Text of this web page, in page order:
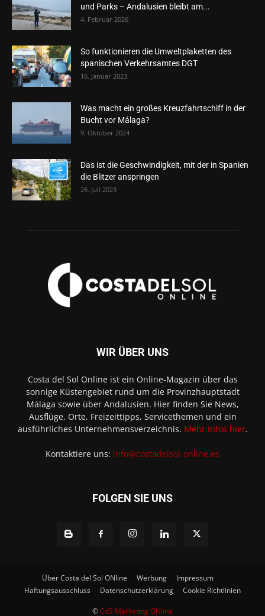
und Parks – Andalusien bleibt am...
4. Februar 2026
So funktionieren die Umweltplaketten des
spanischen Verkehrsamtes DGT
16. Januar 2023
Was macht ein großes Kreuzfahrtschiff in der
Bucht vor Málaga?
9. Oktober 2024
Das ist die Geschwindigkeit, mit der in Spanien
die Blitzer anspringen
26. Juli 2023
WIR ÜBER UNS
Costa del Sol Online ist ein Online-Magazin über das
sonnige Küstengebiet rund um die Provinzhauptstadt
Málaga sowie über Andalusien. Hier finden Sie News,
Ausflüge, Orte, Freizeittipps, Servicethemen und ein
ausführliches Unternehmensverzeichnis. Mehr Infos hier.
Kontaktiere uns: info@costadelsol-online.es
FOLGEN SIE UNS
Über Costa del Sol ONline Werbung
Impressum
Haftungsausschluss
Datenschutzerklärung Cookie Richtlinien
©CdS Marketing ONline